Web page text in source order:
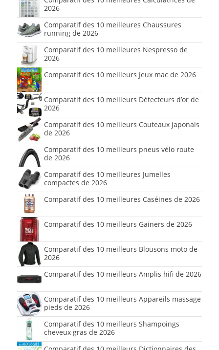
2026
Comparatif des 10 meilleures Chaussures
running de 2026
Comparatif des 10 meilleures Nespresso de
2026
Comparatif des 10 meilleurs Jeux mac de 2026
Comparatif des 10 meilleurs Détecteurs d’or de
2026
Comparatif des 10 meilleurs Couteaux japonais
de 2026
Comparatif des 10 meilleurs pneus vélo route
de 2026
Comparatif des 10 meilleures Jumelles
compactes de 2026
Comparatif des 10 meilleures Caséines de 2026
Comparatif des 10 meilleurs Gainers de 2026
Comparatif des 10 meilleurs Blousons moto de
2026
Comparatif des 10 meilleurs Amplis hifi de 2026
Comparatif des 10 meilleurs Appareils massage
pieds de 2026
Comparatif des 10 meilleurs Shampoings
cheveux gras de 2026